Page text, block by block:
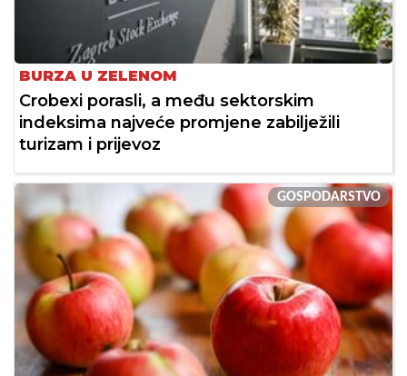
BURZA U ZELENOM
Crobexi porasli, a među sektorskim
indeksima najveće promjene zabilježili
turizam i prijevoz
GOSPODARSTVO